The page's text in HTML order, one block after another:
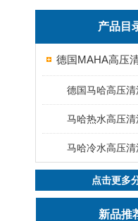
产品目
德国MAHA高压
德国马哈高压清
马哈热水高压清
马哈冷水高压清
点击更多
新品推